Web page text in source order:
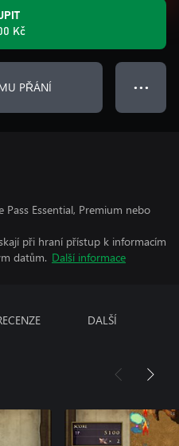
Kč
PŘÁNÍ ● ● ●
Essential, Premium nebo
při hraní přístup k informacím
datům. Další informace
DALŠÍ